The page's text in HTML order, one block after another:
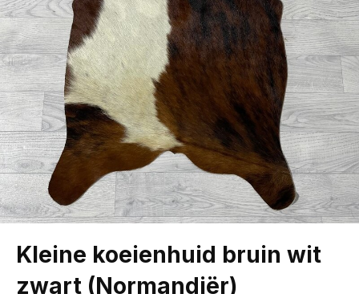
Kleine koeienhuid bruin wit
zwart (Normandiër)